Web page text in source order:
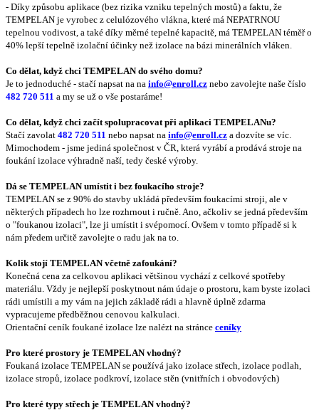
- Díky způsobu aplikace (bez rizika vzniku tepelných mostů) a faktu, že
TEMPELAN je vyrobec z celulózového vlákna, které má NEPATRNOU
tepelnou vodivost, a také díky měrné tepelné kapacitě, má TEMPELAN téměř o
40% lepší tepelně izolační účinky než izolace na bázi minerálních vláken.
Co dělat, když chci TEMPELAN do svého domu?
Je to jednoduché - stačí napsat na na info@enroll.cz nebo zavolejte naše číslo
482 720 511 a my se už o vše postaráme!
Co dělat, když chci začít spolupracovat při aplikaci TEMPELANu?
Stačí zavolat 482 720 511 nebo napsat na info@enroll.cz a dozvíte se víc.
Mimochodem - jsme jediná společnost v ČR, která vyrábí a prodává stroje na
foukání izolace výhradně naší, tedy české výroby.
Dá se TEMPELAN umístit i bez foukacího stroje?
TEMPELAN se z 90% do stavby ukládá především foukacími stroji, ale v
některých případech ho lze rozhrnout i ručně. Ano, ačkoliv se jedná především
o "foukanou izolaci", lze ji umístit i svépomocí. Ovšem v tomto případě si k
nám předem určitě zavolejte o radu jak na to.
Kolik stojí TEMPELAN včetně zafoukání?
Konečná cena za celkovou aplikaci většinou vychází z celkové spotřeby
materiálu. Vždy je nejlepší poskytnout nám údaje o prostoru, kam byste izolaci
rádi umístili a my vám na jejich základě rádi a hlavně úplně zdarma
vypracujeme předběžnou cenovou kalkulaci.
Orientační ceník foukané izolace lze nalézt na stránce ceníky
Pro které prostory je TEMPELAN vhodný?
Foukaná izolace TEMPELAN se používá jako izolace střech, izolace podlah,
izolace stropů, izolace podkroví, izolace stěn (vnitřních i obvodových)
Pro které typy střech je TEMPELAN vhodný?